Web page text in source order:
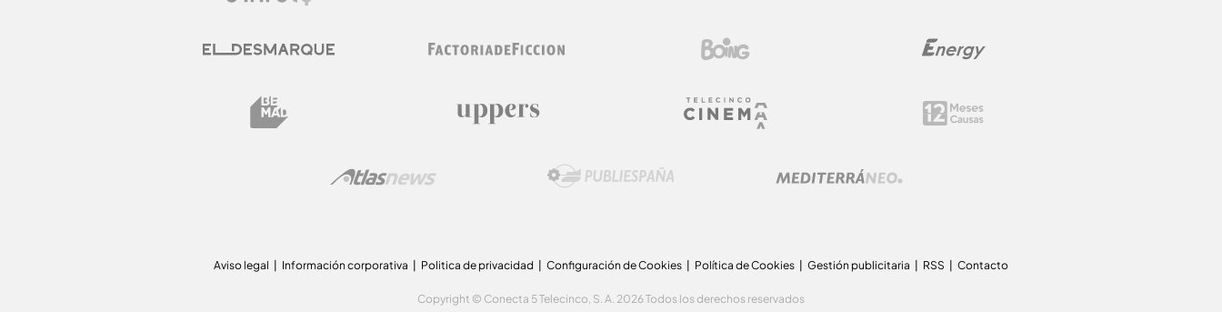
Aviso legal Información corporativa Politica de privacidad Configuración de Cookies Política de Cookies Gestión publicitaria RSS Contacto
Copyright © Conecta 5 Telecinco, S. A. 2026 Todos los derechos reservados